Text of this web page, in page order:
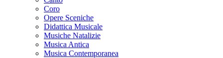
Coro
Opere Sceniche
Didattica Musicale
Musiche Natalizie
Musica Antica
Musica Contemporanea